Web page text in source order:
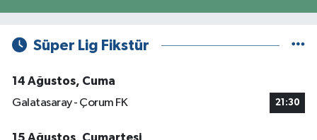
Süper Lig Fikstür
14 Ağustos, Cuma
Galatasaray - Çorum FK
21:30
15 Ağustos, Cumartesi